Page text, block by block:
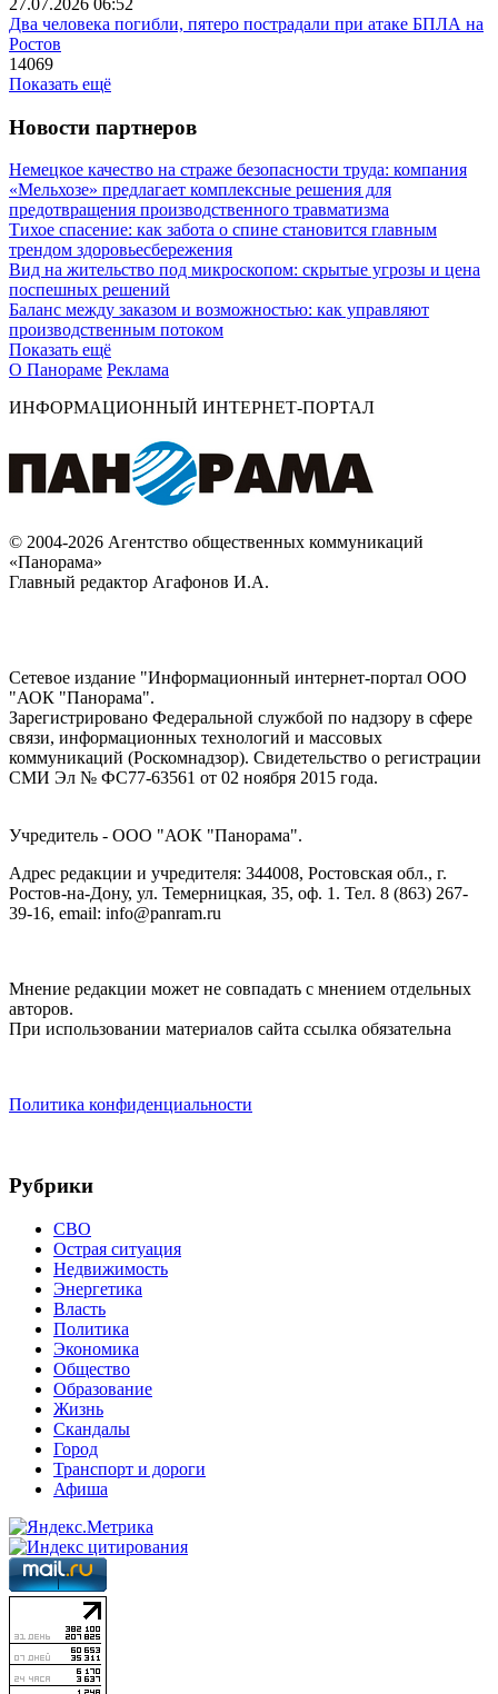
27.07.2026 06:52
Два человека погибли, пятеро пострадали при атаке БПЛА на
Ростов
14069
Показать ещё
Новости партнеров
Немецкое качество на страже безопасности труда: компания
«Мельхозе» предлагает комплексные решения для
предотвращения производственного травматизма
Тихое спасение: как забота о спине становится главным
трендом здоровьесбережения
Вид на жительство под микроскопом: скрытые угрозы и цена
поспешных решений
Баланс между заказом и возможностью: как управляют
производственным потоком
Показать ещё
О Панораме Реклама
ИНФОРМАЦИОННЫЙ ИНТЕРНЕТ-ПОРТАЛ
© 2004-2026 Агентство общественных коммуникаций
«Панорама»
Главный редактор Агафонов И.А.
Сетевое издание "Информационный интернет-портал ООО
"АОК "Панорама".
Зарегистрировано Федеральной службой по надзору в сфере
связи, информационных технологий и массовых
коммуникаций (Роскомнадзор). Cвидетельство о регистрации
СМИ Эл № ФС77-63561 от 02 ноября 2015 года.
Учредитель - ООО "АОК "Панорама".
Адрес редакции и учредителя: 344008, Ростовская обл., г.
Ростов-на-Дону, ул. Темерницкая, 35, оф. 1. Тел. 8 (863) 267-
39-16, email: info@panram.ru
Мнение редакции может не совпадать с мнением отдельных
авторов.
При использовании материалов сайта ссылка обязательна
Политика конфиденциальности
Рубрики
СВО
Острая ситуация
Недвижимость
Энергетика
Власть
Политика
Экономика
Общество
Образование
Жизнь
Скандалы
Город
Транспорт и дороги
Афиша